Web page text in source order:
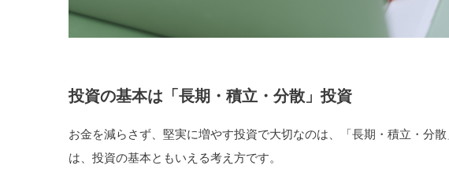
投資の基本は「長期・積立・分散」投資
お金を減らさず、堅実に増やす投資で大切なのは、「長期・積立・分
は、投資の基本ともいえる考え方です。